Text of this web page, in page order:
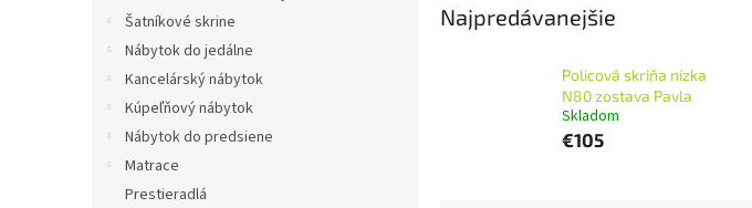
Šatníkové skrine
Nábytok do jedálne
Kancelárský nábytok
Kúpeľňový nábytok
Nábytok do predsiene
Matrace
Prestieradlá
Najpredávanejšie
Policová skriňa nízka
N80 zostava Pavla
Skladom
€105